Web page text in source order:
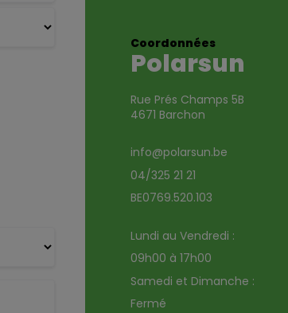
Coordonnées
Polarsun
Rue Prés Champs 5B
4671 Barchon
info@polarsun.be
04/325 21 21
BE0769.520.103
Lundi au Vendredi :
09h00 à 17h00
Samedi et Dimanche :
Fermé